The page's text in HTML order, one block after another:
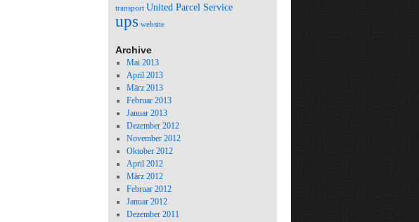
transport United Parcel Service
ups website
Archive
Mai 2013
April 2013
März 2013
Februar 2013
Januar 2013
Dezember 2012
November 2012
Oktober 2012
April 2012
März 2012
Februar 2012
Januar 2012
Dezember 2011